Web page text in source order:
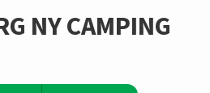
NY CAMPING